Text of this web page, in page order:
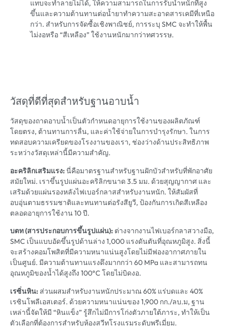
แทบจะทำลายไม่ได้, ให้ความสามารถในการรับน้ำหนักที่สูง
ขึ้นและความต้านทานต่อน้ำยาทำความสะอาดสารเคมีที่เหนือ
กว่า. สำหรับการจัดซื้อเชิงพาณิชย์, การระบุ SMC จะทำให้พื้น
ไม่งอหรือ “สีเหลือง” ใช้งานหนักมากว่าทศวรรษ.
วัสดุที่ดีที่สุดสำหรับฐานอาบน้ำ
วัสดุของถาดอาบน้ำเป็นตัวกำหนดอายุการใช้งานของผลิตภัณฑ์
โดยตรง, ต้านทานการลื่น, และค่าใช้จ่ายในการบำรุงรักษา. ในการ
ทดสอบความเครียดของโรงงานของเรา, ช่องว่างด้านประสิทธิภาพ
ระหว่างวัสดุเหล่านี้มีความสำคัญ.
อะคริลิกเสริมแรง:นี่คือมาตรฐานสำหรับฐานฝักบัวสำหรับที่พักอาศัย
สมัยใหม่. เราขึ้นรูปแผ่นอะคริลิกขนาด 3.5 มม. ด้วยสุญญากาศ และ
เสริมด้วยแผ่นรองหลังไฟเบอร์กลาสสำหรับงานหนัก. ให้สัมผัสที่
อบอุ่นตามธรรมชาติและทนทานต่อรังสียูวี, ป้องกันการเกิดสีเหลือง
ตลอดอายุการใช้งาน 10 ปี.
บตท (สารประกอบการขึ้นรูปแผ่น): ต่างจากงานไฟเบอร์กลาสวางมือ,
SMC เป็นแบบอัดขึ้นรูปด้านล่าง 1,000 แรงดันตันที่อุณหภูมิสูง. สิ่งนี้
จะสร้างคอมโพสิตที่มีความหนาแน่นสูงโดยไม่มีฟองอากาศภายใน
เป็นศูนย์. มีความต้านทานแรงดึงมากกว่า 60 MPa และสามารถทน
อุณหภูมิของน้ำได้สูงถึง 100°C โดยไม่บิดงอ.
เรซิ่นหิน: ส่วนผสมสำหรับงานหนักประมาณ 60% แร่บดและ 40%
เรซินโพลีเอสเตอร์. ด้วยความหนาแน่นของ 1,900 กก./ลบ.ม, ฐาน
เหล่านี้จัดให้มี “หินแข็ง” รู้สึกไม่มีการโก่งตัวภายใต้ภาระ, ทำให้เป็น
ตัวเลือกที่ต้องการสำหรับห้องสวีทโรงแรมระดับพรีเมี่ยม.